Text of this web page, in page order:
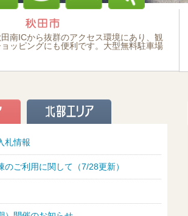
南ICから抜群のアクセス環境にあり、観
ッピングにも便利です。大型無料駐車場
札情報
のご利用に関して（7/28更新）